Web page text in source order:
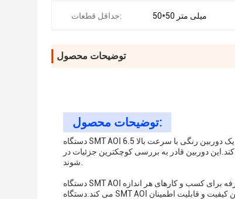
حداقل قطعات: 50*50 میلی متر
توضیحات محصول
توضیحات محصول:
دستگاه SMT AOI دارای یک دوربین رنگی با سرعت بالا 6.5 Mpix است که به آن امکان می دهد تصاویر با وضوح بالا را به سرعت و به طور موثر ضبط
کند.این دوربین قادر به بررسی کوچکترین جزئیات در PCB است، اطمینان حاصل شود که تمام نقص های احتمالی قبل از ارسال PCB شناسایی و حل می
دستگاه SMT AOI در هر دو حالت استفاده شده و جدید در دسترس است، که آن را به یک سرمایه گذاری مقرون به صرفه برای کسب و کارهای هر اندازه